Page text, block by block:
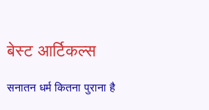
बेस्ट आर्टिकल्स
सनातन धर्म कितना पुराना है